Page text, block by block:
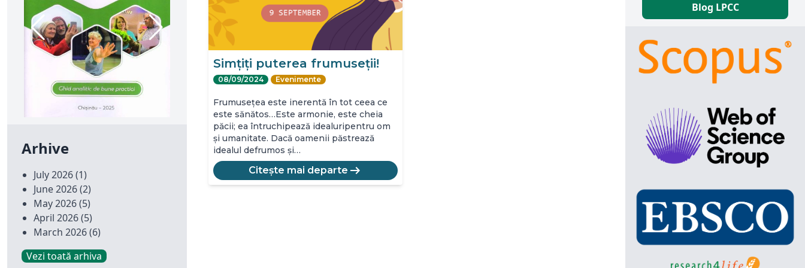
Arhive
July 2026(1)
June 2026(2)
May 2026(5)
April 2026(5)
March 2026(6)
Vezi toată arhiva
Simțiți puterea frumuseții!
08/09/2024 Evenimente
Frumusețea este inerentă în tot ceea ce
este sănătos…Este armonie, este cheia
păcii; ea întruchipează idealuripentru om
și umanitate. Dacă oamenii păstrează
idealul defrumos și…
Citește mai departe arrow_right_alt
Blog LPCC